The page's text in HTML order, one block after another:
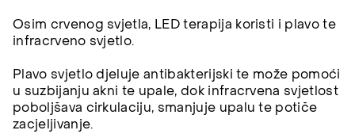
Osim crvenog svjetla, LED terapija koristi i plavo te
infracrveno svjetlo.
Plavo svjetlo djeluje antibakterijski te može pomoći
u suzbijanju akni te upale, dok infracrvena svjetlost
poboljšava cirkulaciju, smanjuje upalu te potiče
zacjeljivanje.